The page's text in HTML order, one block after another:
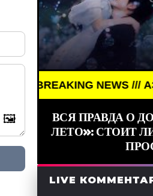
🖼️
BREAKING NEWS /// АЗИЯ ///
ВСЯ ПРАВДА О
ЛЕТО»: СТОИТ
LIVE